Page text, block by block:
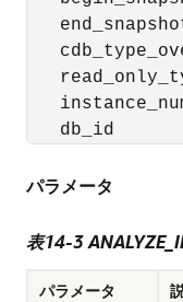
db_id
パラメータ
表14-3
パラメータ